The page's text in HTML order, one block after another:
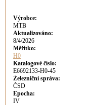
Výrobce:
MTB
Aktualizováno:
8/4/2026
Měřítko:
H0
Katalogové číslo:
E6692133-H0-45
Železniční správa:
ČSD
Epocha:
IV